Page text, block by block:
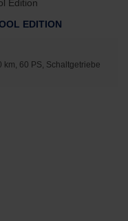
EDITION
km, 60 PS, Schaltgetriebe